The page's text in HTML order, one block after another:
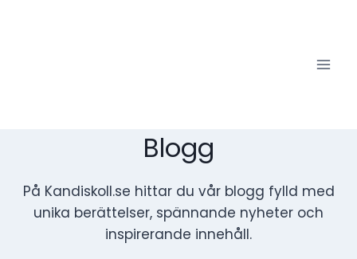
Blogg
På Kandiskoll.se hittar du vår blogg fylld med
unika berättelser, spännande nyheter och
inspirerande innehåll.